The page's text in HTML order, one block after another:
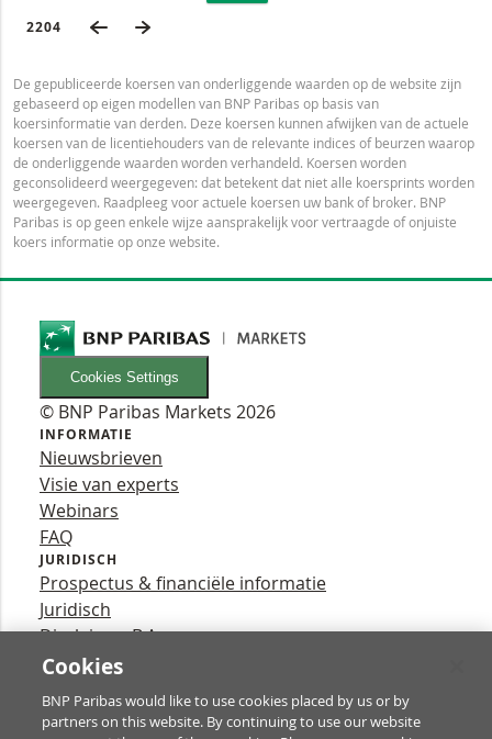
LAATSTE PAGINA
2204 VORIGE PAGINA
De gepubliceerde koersen van onderliggende waarden op de website zijn
gebaseerd op eigen modellen van BNP Paribas op basis van
koersinformatie van derden. Deze koersen kunnen afwijken van de actuele
koersen van de licentiehouders van de relevante indices of beurzen waarop
de onderliggende waarden worden verhandeld. Koersen worden
geconsolideerd weergegeven: dat betekent dat niet alle koersprints worden
weergegeven. Raadpleeg voor actuele koersen uw bank of broker. BNP
Paribas is op geen enkele wijze aansprakelijk voor vertraagde of onjuiste
koers informatie op onze website.
Cookies Settings
© BNP Paribas Markets 2026
INFORMATIE
Nieuwsbrieven
Visie van experts
Webinars
FAQ
JURIDISCH
Prospectus & financiële informatie
Juridisch
Disclaimer B.A.
Privacy
YouTube
Cookies
BNP Paribas would like to use cookies placed by us or by
partners on this website. By continuing to use our website